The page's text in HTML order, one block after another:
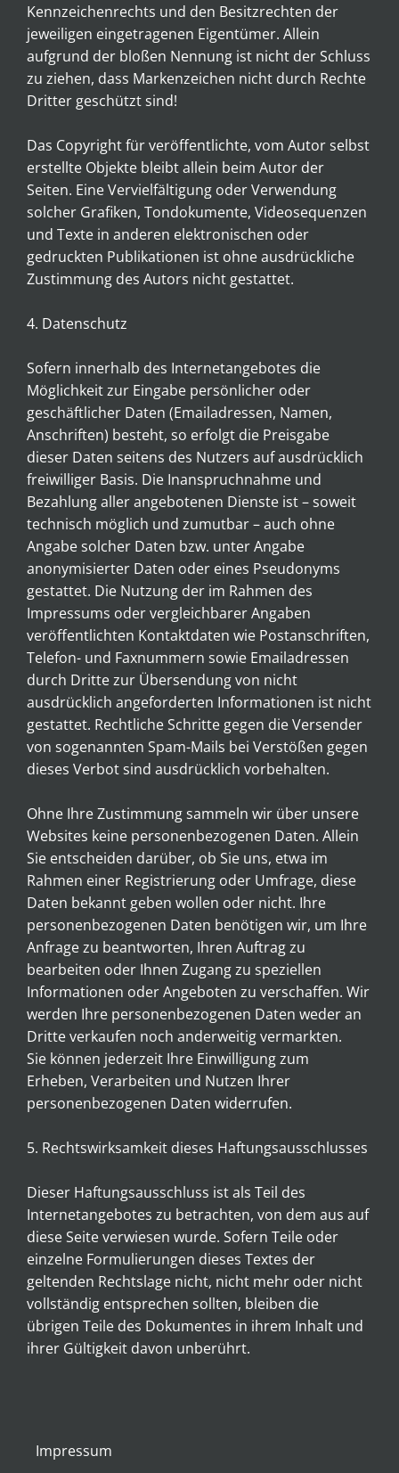
Kennzeichenrechts und den Besitzrechten der
jeweiligen eingetragenen Eigentümer. Allein
aufgrund der bloßen Nennung ist nicht der Schluss
zu ziehen, dass Markenzeichen nicht durch Rechte
Dritter geschützt sind!
Das Copyright für veröffentlichte, vom Autor selbst
erstellte Objekte bleibt allein beim Autor der
Seiten. Eine Vervielfältigung oder Verwendung
solcher Grafiken, Tondokumente, Videosequenzen
und Texte in anderen elektronischen oder
gedruckten Publikationen ist ohne ausdrückliche
Zustimmung des Autors nicht gestattet.
4. Datenschutz
Sofern innerhalb des Internetangebotes die
Möglichkeit zur Eingabe persönlicher oder
geschäftlicher Daten (Emailadressen, Namen,
Anschriften) besteht, so erfolgt die Preisgabe
dieser Daten seitens des Nutzers auf ausdrücklich
freiwilliger Basis. Die Inanspruchnahme und
Bezahlung aller angebotenen Dienste ist – soweit
technisch möglich und zumutbar – auch ohne
Angabe solcher Daten bzw. unter Angabe
anonymisierter Daten oder eines Pseudonyms
gestattet. Die Nutzung der im Rahmen des
Impressums oder vergleichbarer Angaben
veröffentlichten Kontaktdaten wie Postanschriften,
Telefon- und Faxnummern sowie Emailadressen
durch Dritte zur Übersendung von nicht
ausdrücklich angeforderten Informationen ist nicht
gestattet. Rechtliche Schritte gegen die Versender
von sogenannten Spam-Mails bei Verstößen gegen
dieses Verbot sind ausdrücklich vorbehalten.
Ohne Ihre Zustimmung sammeln wir über unsere
Websites keine personenbezogenen Daten. Allein
Sie entscheiden darüber, ob Sie uns, etwa im
Rahmen einer Registrierung oder Umfrage, diese
Daten bekannt geben wollen oder nicht. Ihre
personenbezogenen Daten benötigen wir, um Ihre
Anfrage zu beantworten, Ihren Auftrag zu
bearbeiten oder Ihnen Zugang zu speziellen
Informationen oder Angeboten zu verschaffen. Wir
werden Ihre personenbezogenen Daten weder an
Dritte verkaufen noch anderweitig vermarkten.
Sie können jederzeit Ihre Einwilligung zum
Erheben, Verarbeiten und Nutzen Ihrer
personenbezogenen Daten widerrufen.
5. Rechtswirksamkeit dieses Haftungsausschlusses
Dieser Haftungsausschluss ist als Teil des
Internetangebotes zu betrachten, von dem aus auf
diese Seite verwiesen wurde. Sofern Teile oder
einzelne Formulierungen dieses Textes der
geltenden Rechtslage nicht, nicht mehr oder nicht
vollständig entsprechen sollten, bleiben die
übrigen Teile des Dokumentes in ihrem Inhalt und
ihrer Gültigkeit davon unberührt.
Impressum